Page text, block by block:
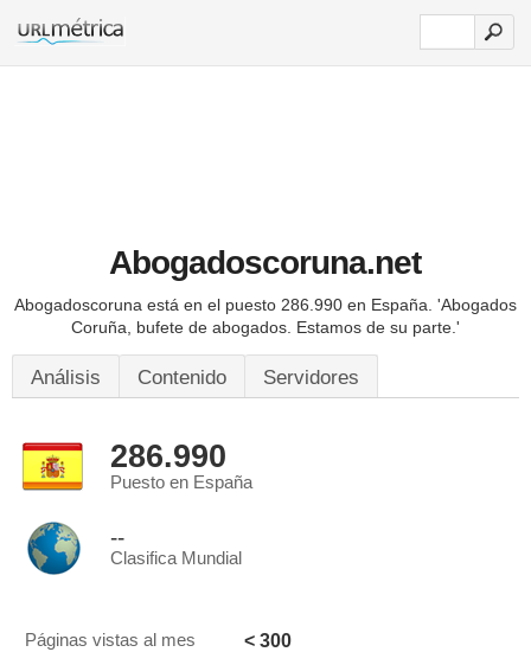
Abogadoscoruna.net
Abogadoscoruna está en el puesto 286.990 en España. 'Abogados
Coruña, bufete de abogados. Estamos de su parte.'
Análisis Contenido Servidores
286.990
Puesto en España
--
Clasifica Mundial
Páginas vistas al mes < 300